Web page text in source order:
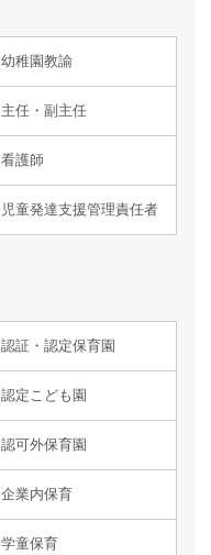
幼稚園教諭
主任・副主任
看護師
児童発達支援管理責任者
認証・認定保育園
認定こども園
認可外保育園
企業内保育
学童保育